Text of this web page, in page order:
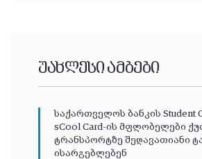
უახლესი ამბები
საქართველოს ბანკის Student
sCool Card-ის მფლობელები
ტრანსპორტზე შეღავათიანი
ისარგებლებენ